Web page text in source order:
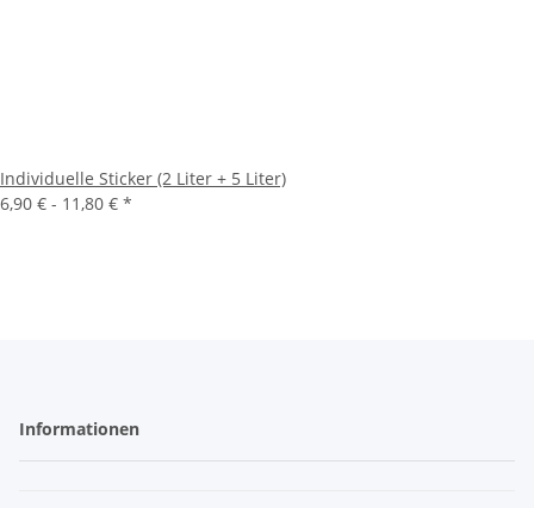
Individuelle Sticker (2 Liter + 5 Liter)
6,90 € - 11,80 € *
Informationen